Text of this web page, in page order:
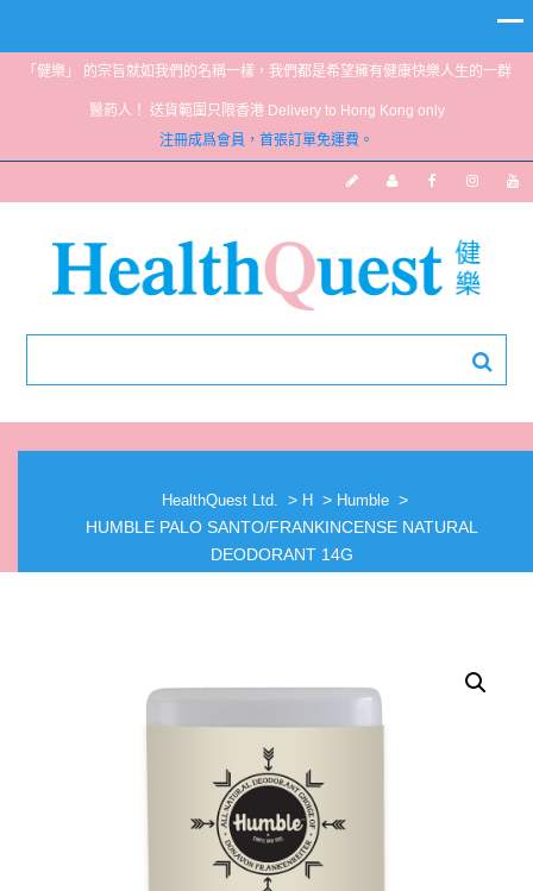
「健樂」 的宗旨就如我們的名稱一樣，我們都是希望擁有健康快樂人生的一群
醫葯人！ 送貨範圍只限香港 Delivery to Hong Kong only
注冊成爲會員，首張訂單免運費。
NATURAL DEODORANT 14G
HealthQuest Ltd. > H > Humble >
HUMBLE PALO SANTO/FRANKINCENSE NATURAL
DEODORANT 14G